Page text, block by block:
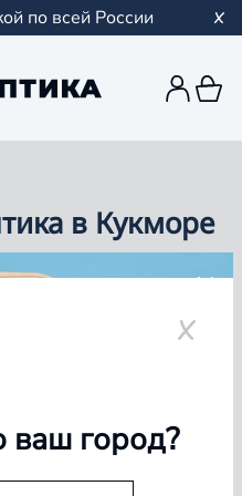
по всей России
в Кукморе
- это более 100
город?